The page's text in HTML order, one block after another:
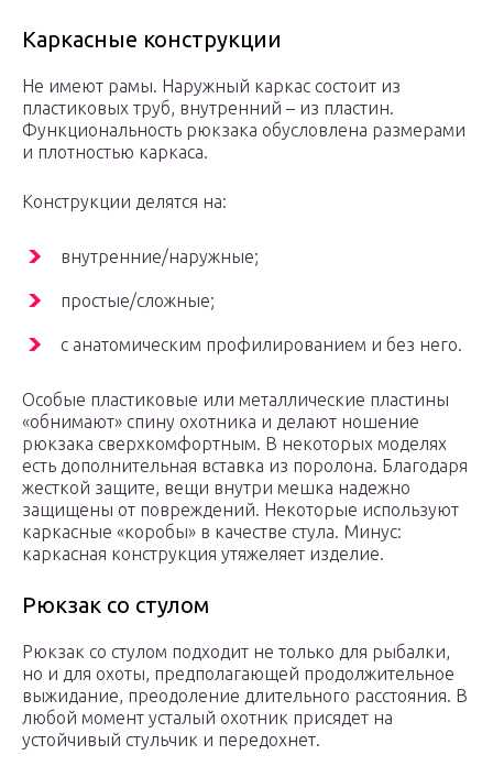
Каркасные конструкции
Не имеют рамы. Наружный каркас состоит из
пластиковых труб, внутренний – из пластин.
Функциональность рюкзака обусловлена размерами
и плотностью каркаса.
Конструкции делятся на:
внутренние/наружные;
простые/сложные;
с анатомическим профилированием и без него.
Особые пластиковые или металлические пластины
«обнимают» спину охотника и делают ношение
рюкзака сверхкомфортным. В некоторых моделях
есть дополнительная вставка из поролона. Благодаря
жесткой защите, вещи внутри мешка надежно
защищены от повреждений. Некоторые используют
каркасные «коробы» в качестве стула. Минус:
каркасная конструкция утяжеляет изделие.
Рюкзак со стулом
Рюкзак со стулом подходит не только для рыбалки,
но и для охоты, предполагающей продолжительное
выжидание, преодоление длительного расстояния. В
любой момент усталый охотник присядет на
устойчивый стульчик и передохнет.